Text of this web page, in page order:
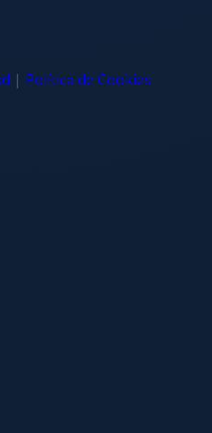
| Política de Cookies